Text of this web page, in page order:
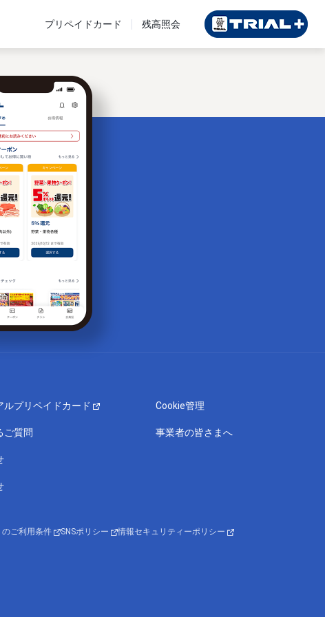
プリペイドカード 残高照会
ルプリペイドカード
ご質問
Cookie管理
事業者の皆さまへ
のご利用条件 SNSポリシー 情報セキュリティーポリシー